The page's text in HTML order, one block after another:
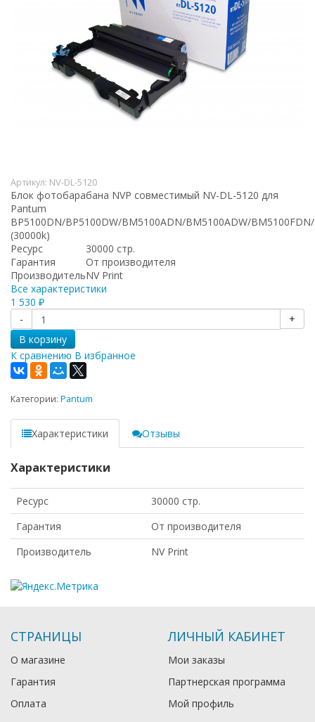
Артикул: NV-DL-5120
Блок фотобарабана NVP совместимый NV-DL-5120 для
Pantum
BP5100DN/BP5100DW/BM5100ADN/BM5100ADW/
(30000k)
Ресурс
30000 стр.
Гарантия
От производителя
ПроизводительNV Print
Все характеристики
1 530 ₽
-
+
В корзину
К сравнению В избранное
Категории: Pantum
Характеристики Отзывы
Характеристики
Ресурс
30000 стр.
Гарантия
От производителя
Производитель
NV Print
СТРАНИЦЫ
О магазине
Гарантия
Оплата
ЛИЧНЫЙ КАБИНЕТ
Мои заказы
Партнерская программа
Мой профиль